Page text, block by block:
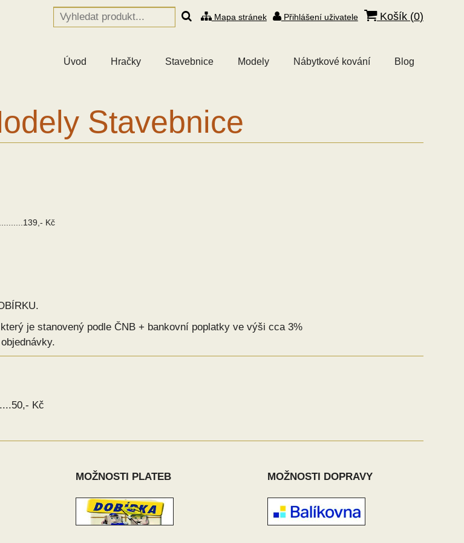
Mapa stránek Přihlášení uživatele Košík (0)
Úvod Hračky Stavebnice Modely Nábytkové kování Blog
Stavebnice
Kč
je stanovený podle ČNB + bankovní poplatky ve výši cca 3%
Kč
MOŽNOSTI PLATEB MOŽNOSTI DOPRAVY